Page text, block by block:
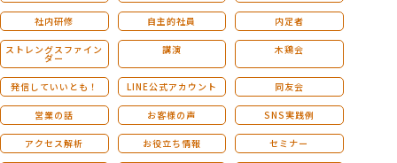
社内研修 自主的社員 内定者
ストレングスファイン
ダー
講演 木鶏会
発信していいとも！ LINE公式アカウント 同友会
営業の話 お客様の声 SNS実践例
アクセス解析 お役立ち情報 セミナー